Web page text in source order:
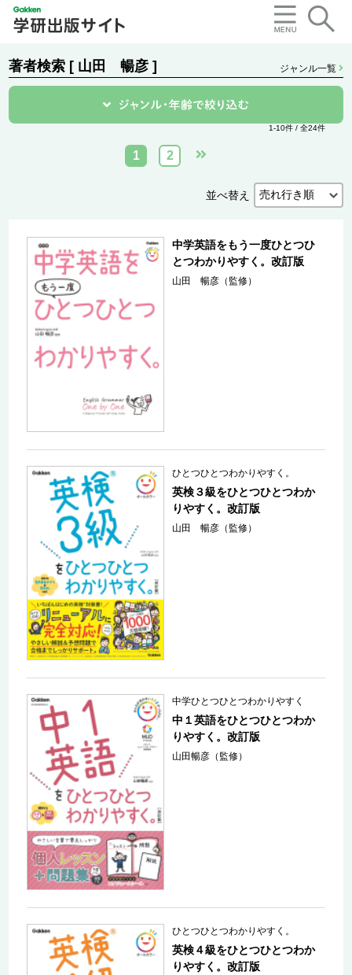
著者検索 [ 山田 暢彦 ] ジャンル一覧
1-10件 / 全24件
1 2
並べ替え
中学英語をもう一度ひとつひ
とつわかりやすく。改訂版
山田 暢彦（監修）
ひとつひとつわかりやすく。
英検３級をひとつひとつわか
りやすく。改訂版
山田 暢彦（監修）
中学ひとつひとつわかりやすく
中１英語をひとつひとつわか
りやすく。改訂版
山田暢彦（監修）
ひとつひとつわかりやすく。
英検４級をひとつひとつわか
りやすく。改訂版